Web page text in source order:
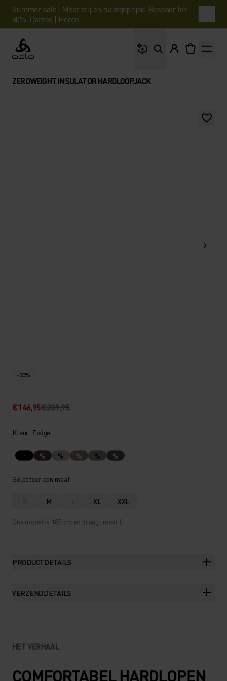
Summer sale | Meer stijlen nu afgeprijsd. Bespaar tot
40%. Dames | Heren
Odlo
ZEROWEIGHT INSULATOR HARDLOOPJACK
-30%
€146,95€209,95
Kleur: Fudge
% % % % %
Selecteer een maat
S M L XL XXL
Ons model is 185 cm en draagt maat L.
PRODUCTDETAILS
VERZENDDETAILS
HET VERHAAL
COMFORTABEL HARDLOPEN